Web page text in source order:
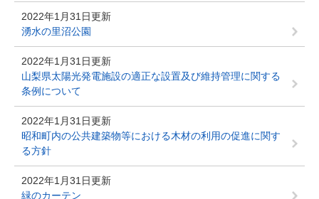
2022年1月31日更新
湧水の里沼公園
2022年1月31日更新
山梨県太陽光発電施設の適正な設置及び維持管理に関する
条例について
2022年1月31日更新
昭和町内の公共建築物等における木材の利用の促進に関す
る方針
2022年1月31日更新
緑のカーテン